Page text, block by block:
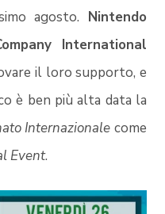
agosto. Nintendo
International
il loro supporto, e
è ben più alta data la
Internazionale come
Event.